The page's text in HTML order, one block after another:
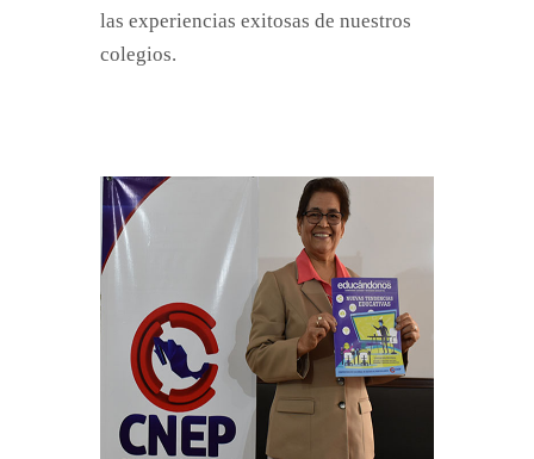
las experiencias exitosas de nuestros
colegios.